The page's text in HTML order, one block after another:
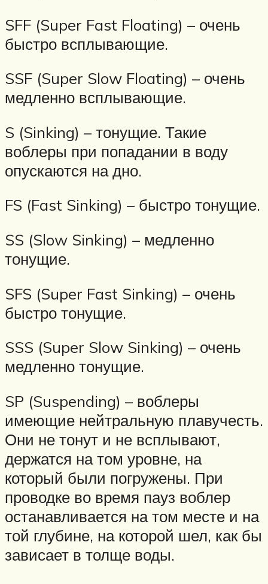
SFF (Super Fast Floating) – очень
быстро всплывающие.
SSF (Super Slow Floating) – очень
медленно всплывающие.
S (Sinking) – тонущие. Такие
воблеры при попадании в воду
опускаются на дно.
FS (Fast Sinking) – быстро тонущие.
SS (Slow Sinking) – медленно
тонущие.
SFS (Super Fast Sinking) – очень
быстро тонущие.
SSS (Super Slow Sinking) – очень
медленно тонущие.
SP (Suspending) – воблеры
имеющие нейтральную плавучесть.
Они не тонут и не всплывают,
держатся на том уровне, на
который были погружены. При
проводке во время пауз воблер
останавливается на том месте и на
той глубине, на которой шел, как бы
зависает в толще воды.